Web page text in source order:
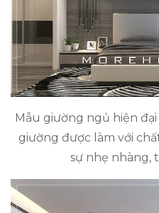
Mẫu giường ngủ hiện
giường được làm với
sự nhẹ nhàng,